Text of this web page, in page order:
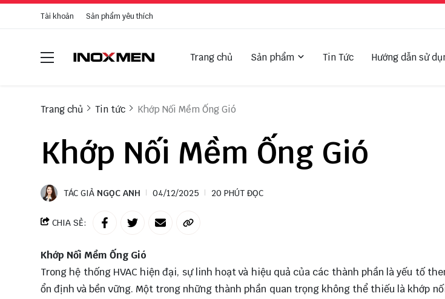
Tài khoản Sản phẩm yêu thích
Trang chủ Sản phẩm Tin Tức Hướng dẫn sử
Trang chủ Tin tức Khớp Nối Mềm Ống Gió
Khớp Nối Mềm Ống Gió
TÁC GIẢ NGỌC ANH 04/12/2025 20 PHÚT ĐỌC
CHIA SẺ:
Khớp Nối Mềm Ống Gió
Trong hệ thống HVAC hiện đại, sự linh hoạt và hiệu quả của các thành phần là yếu tố
ổn định và bền vững. Một trong những thành phần quan trọng không thể thiếu là khớp